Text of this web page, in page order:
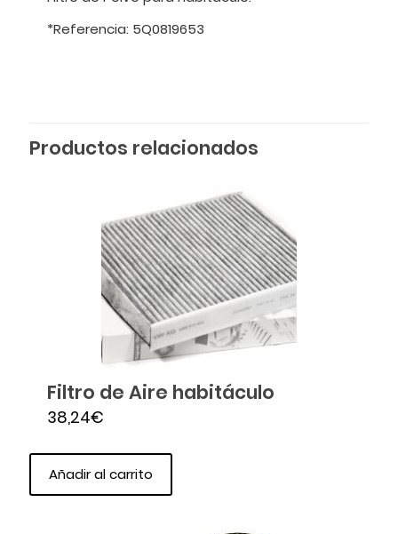
*Referencia: 5Q0819653
Productos relacionados
Filtro de Aire habitáculo
38,24€
Añadir al carrito